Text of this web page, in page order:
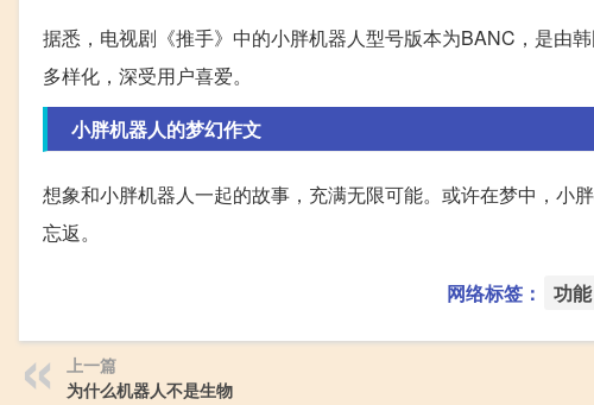
据悉，电视剧《推手》中的小胖机器人型号版本为BANC，是由
多样化，深受用户喜爱。
小胖机器人的梦幻作文
想象和小胖机器人一起的故事，充满无限可能。或许在梦中，小
忘返。
网络标签： 功能
上一篇
为什么机器人不是生物